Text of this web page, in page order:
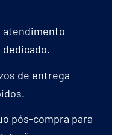
atendimento
dedicado.
de entrega
pós-compra para